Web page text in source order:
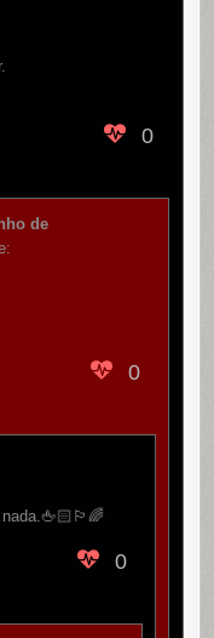
0
de
0
nada.🖕🏻🏳️‍🌈
0